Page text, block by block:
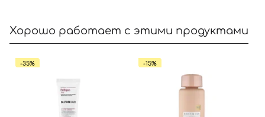
Хорошо работает с этими продуктами
-35% -15%